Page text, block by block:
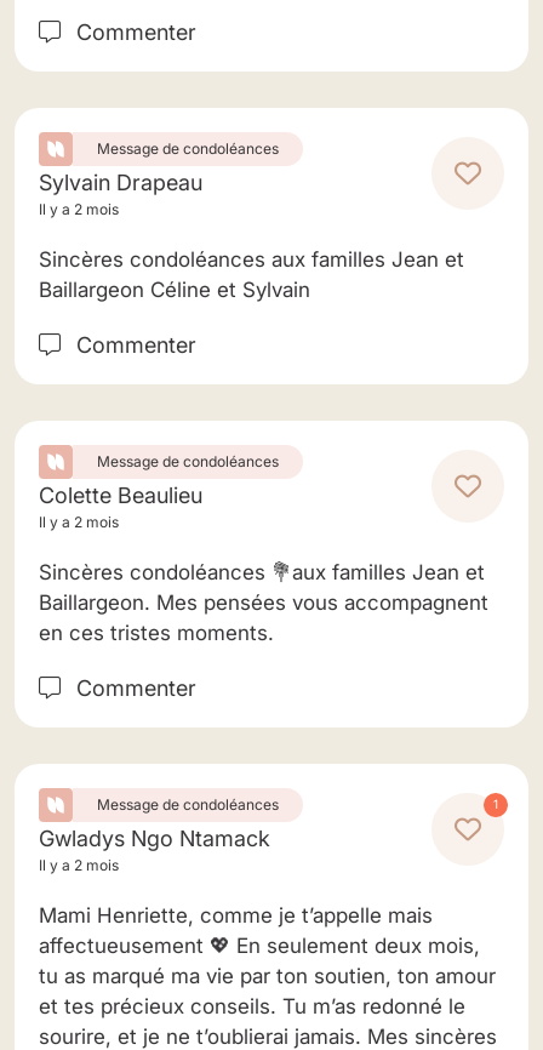
Commenter
Message de condoléances
Sylvain Drapeau
Il y a 2 mois
Sincères condoléances aux familles Jean et
Baillargeon Céline et Sylvain
Commenter
Message de condoléances
Colette Beaulieu
Il y a 2 mois
Sincères condoléances 💐aux familles Jean et
Baillargeon. Mes pensées vous accompagnent
en ces tristes moments.
Commenter
Message de condoléances
Gwladys Ngo Ntamack
Il y a 2 mois
1
Mami Henriette, comme je t’appelle mais
affectueusement 💖 En seulement deux mois,
tu as marqué ma vie par ton soutien, ton amour
et tes précieux conseils. Tu m’as redonné le
sourire, et je ne t’oublierai jamais. Mes sincères